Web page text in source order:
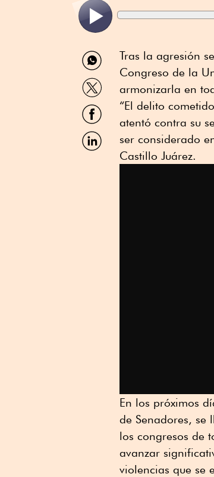
Compartir
por
WhatsApp
Compartir
por
Twitter
Compartir
por
Facebook
Compartir
por
Tras la agresión
Congreso de la
armonizarla en
“El delito
atentó contra su
ser considerado
Castillo Juárez.
En los próximos
de Senadores, se
los congresos de
avanzar
violencias que se